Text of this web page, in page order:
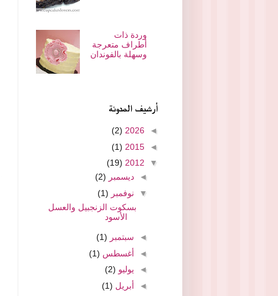
وردة ذات
أطراف متعرجة
وسهلة بالفوندان
أرشيف المدونة
◄
2026
(2)
◄
2015
(1)
▼
2012
(19)
◄ديسمبر (2)
▼ نوفمبر (1)
بسكوت الزنجبيل والعسل
الأسود
◄ سبتمبر (1)
◄ أغسطس (1)
◄ يوليو (2)
◄ أبريل (1)